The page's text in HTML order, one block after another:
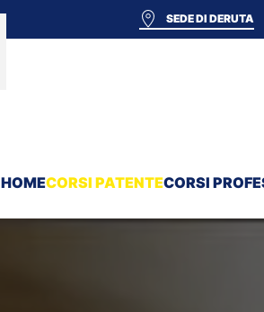
SEDE DI DERUTA
HOMECORSI PATENTECORSI